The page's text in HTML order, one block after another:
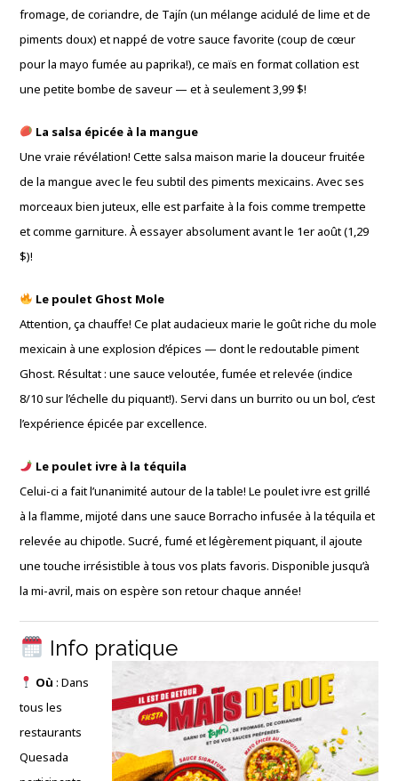
fromage, de coriandre, de Tajín (un mélange acidulé de lime et de
piments doux) et nappé de votre sauce favorite (coup de cœur
pour la mayo fumée au paprika!), ce maïs en format collation est
une petite bombe de saveur — et à seulement 3,99 $!
La salsa épicée à la mangue
Une vraie révélation! Cette salsa maison marie la douceur fruitée
de la mangue avec le feu subtil des piments mexicains. Avec ses
morceaux bien juteux, elle est parfaite à la fois comme trempette
et comme garniture. À essayer absolument avant le 1er août (1,29
$)!
Le poulet Ghost Mole
Attention, ça chauffe! Ce plat audacieux marie le goût riche du mole
mexicain à une explosion d’épices — dont le redoutable piment
Ghost. Résultat : une sauce veloutée, fumée et relevée (indice
8/10 sur l’échelle du piquant!). Servi dans un burrito ou un bol, c’est
l’expérience épicée par excellence.
Le poulet ivre à la téquila
Celui-ci a fait l’unanimité autour de la table! Le poulet ivre est grillé
à la flamme, mijoté dans une sauce Borracho infusée à la téquila et
relevée au chipotle. Sucré, fumé et légèrement piquant, il ajoute
une touche irrésistible à tous vos plats favoris. Disponible jusqu’à
la mi-avril, mais on espère son retour chaque année!
Info pratique
Où : Dans
tous les
restaurants
Quesada